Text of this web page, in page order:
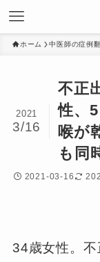
ホーム 中医師の症例
不正
性、
喉が
も同
2021
3/16
2021-03-16
34歳女性。